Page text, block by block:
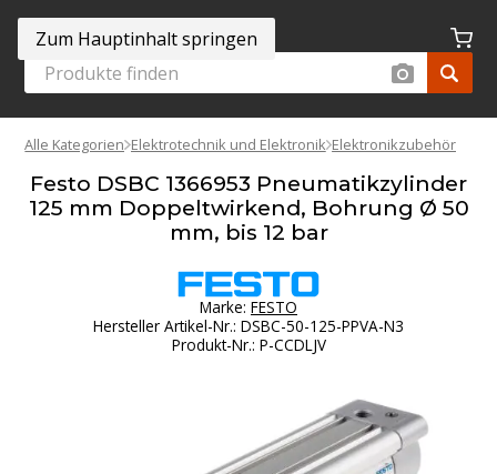
Zum Hauptinhalt springen
Alle Kategorien Elektrotechnik und Elektronik Elektronikzubehör
Festo DSBC 1366953 Pneumatikzylinder
125 mm Doppeltwirkend, Bohrung Ø 50
mm, bis 12 bar
Marke: FESTO
Hersteller Artikel-Nr.: DSBC-50-125-PPVA-N3
Produkt-Nr.: P-CCDLJV